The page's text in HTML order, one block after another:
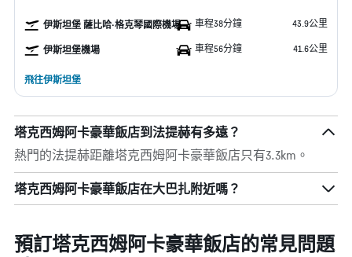
伊斯坦堡 薩比哈·格克琴國際機場 車程38分鐘 43.9公里
伊斯坦堡機場 車程56分鐘 41.6公里
飛往伊斯坦堡
塔克西姆阿卡豪華飯店到法提赫有多遠？
熱門的法提赫距離塔克西姆阿卡豪華飯店只有3.3km。
塔克西姆阿卡豪華飯店在大巴扎附近嗎？
預訂塔克西姆阿卡豪華飯店的常見問題